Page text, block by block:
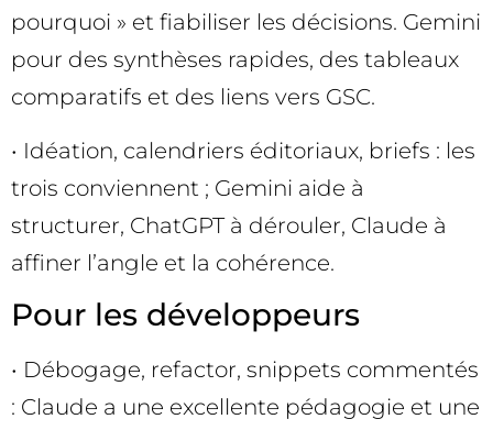
pourquoi » et fiabiliser les décisions. Gemini
pour des synthèses rapides, des tableaux
comparatifs et des liens vers GSC.
• Idéation, calendriers éditoriaux, briefs : les
trois conviennent ; Gemini aide à
structurer, ChatGPT à dérouler, Claude à
affiner l’angle et la cohérence.
Pour les développeurs
• Débogage, refactor, snippets commentés
: Claude a une excellente pédagogie et une